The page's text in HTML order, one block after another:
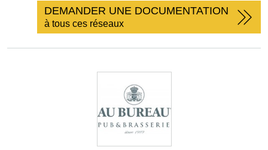
DEMANDER UNE DOCUMENTATION
à tous ces réseaux